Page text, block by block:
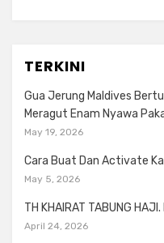
TERKINI
Gua Jerung Maldives
Meragut Enam Nyawa
May 19, 2026
Cara Buat Dan Activate
May 5, 2026
TH KHAIRAT TABUNG
April 24, 2026